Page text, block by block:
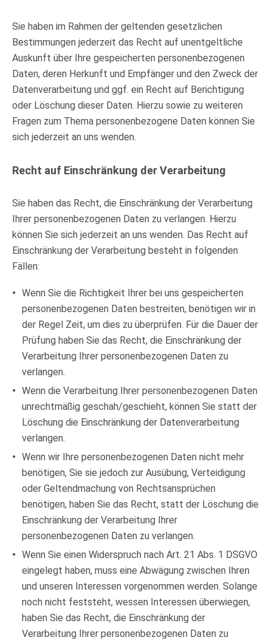
Sie haben im Rahmen der geltenden gesetzlichen
Bestimmungen jederzeit das Recht auf unentgeltliche
Auskunft über Ihre gespeicherten personenbezogenen
Daten, deren Herkunft und Empfänger und den Zweck der
Datenverarbeitung und ggf. ein Recht auf Berichtigung
oder Löschung dieser Daten. Hierzu sowie zu weiteren
Fragen zum Thema personenbezogene Daten können Sie
sich jederzeit an uns wenden.
Recht auf Einschränkung der Verarbeitung
Sie haben das Recht, die Einschränkung der Verarbeitung
Ihrer personenbezogenen Daten zu verlangen. Hierzu
können Sie sich jederzeit an uns wenden. Das Recht auf
Einschränkung der Verarbeitung besteht in folgenden
Fällen:
Wenn Sie die Richtigkeit Ihrer bei uns gespeicherten
personenbezogenen Daten bestreiten, benötigen wir in
der Regel Zeit, um dies zu überprüfen. Für die Dauer der
Prüfung haben Sie das Recht, die Einschränkung der
Verarbeitung Ihrer personenbezogenen Daten zu
verlangen.
Wenn die Verarbeitung Ihrer personenbezogenen Daten
unrechtmäßig geschah/geschieht, können Sie statt der
Löschung die Einschränkung der Datenverarbeitung
verlangen.
Wenn wir Ihre personenbezogenen Daten nicht mehr
benötigen, Sie sie jedoch zur Ausübung, Verteidigung
oder Geltendmachung von Rechtsansprüchen
benötigen, haben Sie das Recht, statt der Löschung die
Einschränkung der Verarbeitung Ihrer
personenbezogenen Daten zu verlangen.
Wenn Sie einen Widerspruch nach Art. 21 Abs. 1 DSGVO
eingelegt haben, muss eine Abwägung zwischen Ihren
und unseren Interessen vorgenommen werden. Solange
noch nicht feststeht, wessen Interessen überwiegen,
haben Sie das Recht, die Einschränkung der
Verarbeitung Ihrer personenbezogenen Daten zu